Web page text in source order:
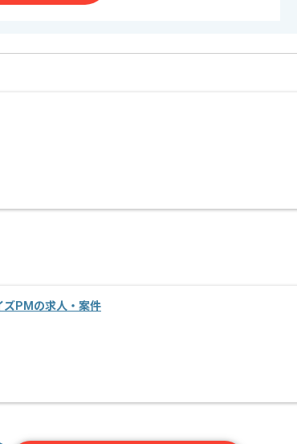
ズPMの求人・案件